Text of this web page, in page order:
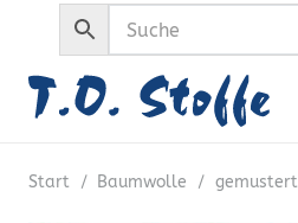
Start / Baumwolle / gemustert